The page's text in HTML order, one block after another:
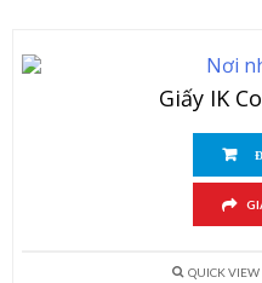
Giấy IK
QUICK VIEW